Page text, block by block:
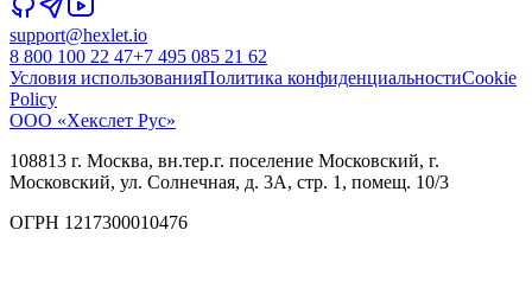
support@hexlet.io
8 800 100 22 47+7 495 085 21 62
Условия использованияПолитика конфиденциальностиCookie
Policy
ООО «Хекслет Рус»
108813 г. Москва, вн.тер.г. поселение Московский, г.
Московский, ул. Солнечная, д. 3А, стр. 1, помещ. 10/3
ОГРН 1217300010476